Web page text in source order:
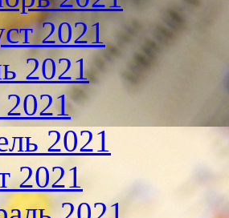
2021
2021
2021
2021